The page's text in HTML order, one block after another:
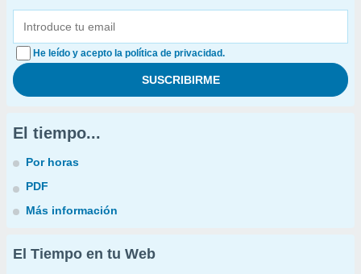
He leído y acepto la política de privacidad.
El tiempo...
Por horas
PDF
Más información
El Tiempo en tu Web